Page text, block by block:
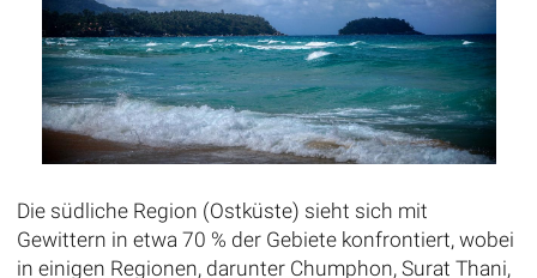
Die südliche Region (Ostküste) sieht sich mit
Gewittern in etwa 70 % der Gebiete konfrontiert, wobei
in einigen Regionen, darunter Chumphon, Surat Thani,